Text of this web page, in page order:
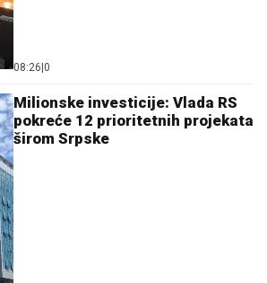
08:26 0
Milionske investicije: Vlada RS
pokreće 12 prioritetnih projekata
širom Srpske